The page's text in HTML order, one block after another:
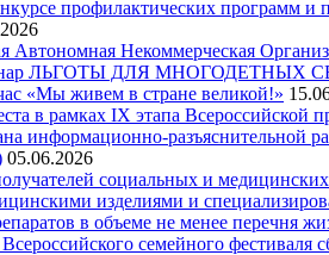
профилактических программ и
Автономная Некоммерческая
ЛЬГОТЫ ДЛЯ МНОГОДЕТНЫХ
«Мы живем в стране великой!»
в рамках IX этапа Всероссийской
информационно-разъяснительной
05.06.2026
социальных и
изделиями и
в объеме не менее перечня
семейного фестиваля